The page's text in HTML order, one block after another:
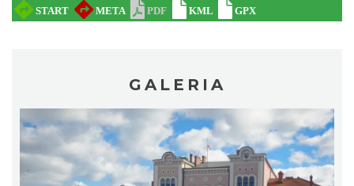
Brenna
2026-08-14
19.13 km
GALERIA